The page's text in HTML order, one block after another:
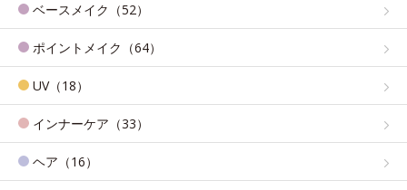
ベースメイク（52）
ポイントメイク（64）
UV（18）
インナーケア（33）
ヘア（16）